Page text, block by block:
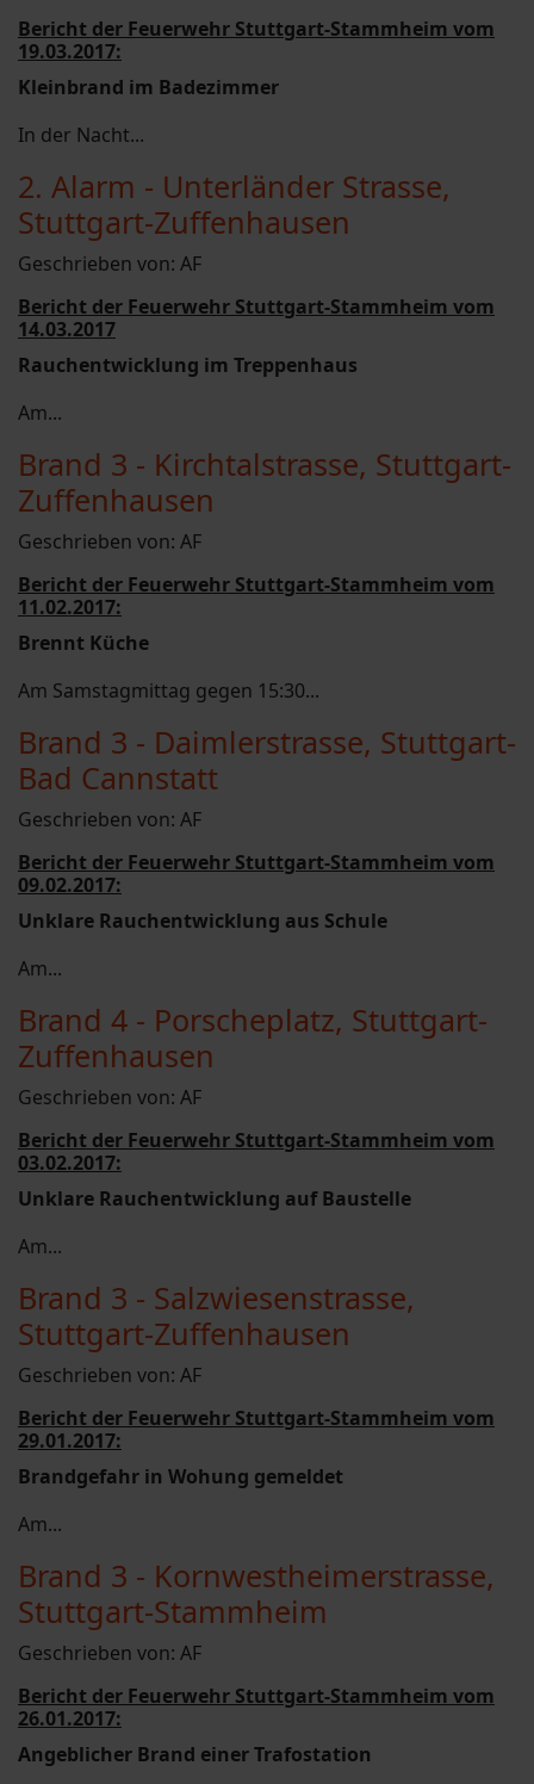
Bericht der Feuerwehr Stuttgart-Stammheim vom
19.03.2017:
Kleinbrand im Badezimmer
In der Nacht...
2. Alarm - Unterländer Strasse,
Stuttgart-Zuffenhausen
Geschrieben von: AF
Bericht der Feuerwehr Stuttgart-Stammheim vom
14.03.2017
Rauchentwicklung im Treppenhaus
Am...
Brand 3 - Kirchtalstrasse, Stuttgart-
Zuffenhausen
Geschrieben von: AF
Bericht der Feuerwehr Stuttgart-Stammheim vom
11.02.2017:
Brennt Küche
Am Samstagmittag gegen 15:30...
Brand 3 - Daimlerstrasse, Stuttgart-
Bad Cannstatt
Geschrieben von: AF
Bericht der Feuerwehr Stuttgart-Stammheim vom
09.02.2017:
Unklare Rauchentwicklung aus Schule
Am...
Brand 4 - Porscheplatz, Stuttgart-
Zuffenhausen
Geschrieben von: AF
Bericht der Feuerwehr Stuttgart-Stammheim vom
03.02.2017:
Unklare Rauchentwicklung auf Baustelle
Am...
Brand 3 - Salzwiesenstrasse,
Stuttgart-Zuffenhausen
Geschrieben von: AF
Bericht der Feuerwehr Stuttgart-Stammheim vom
29.01.2017:
Brandgefahr in Wohung gemeldet
Am...
Brand 3 - Kornwestheimerstrasse,
Stuttgart-Stammheim
Geschrieben von: AF
Bericht der Feuerwehr Stuttgart-Stammheim vom
26.01.2017:
Angeblicher Brand einer Trafostation